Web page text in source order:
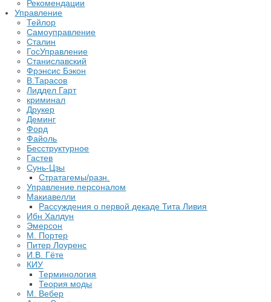
Рекомендации
Управление
Тейлор
Самоуправление
Сталин
ГосУправление
Станиславский
Фрэнсис Бэкон
В.Тарасов
Лиддел Гарт
криминал
Друкер
Деминг
Форд
Файоль
Бесструктурное
Гастев
Сунь-Цзы
Стратагемы/разн.
Управление персоналом
Макиавелли
Рассуждения о первой декаде Тита Ливия
Ибн Халдун
Эмерсон
М. Портер
Питер Лоуренс
И.В. Гёте
КИУ
Терминология
Теория моды
М. Вебер